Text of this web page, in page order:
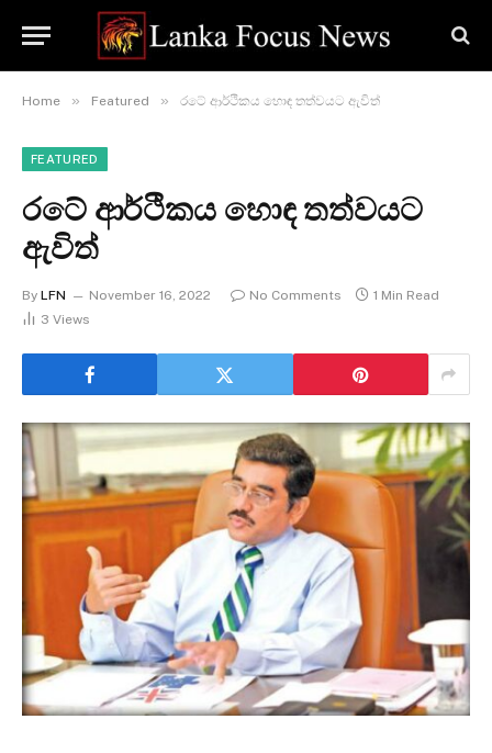
Home » Featured » රටේ ආර්ථිකය හොඳ තත්වයට ඇවිත්
FEATURED
රටේ ආර්ථිකය හොඳ තත්වයට
ඇවිත්
By LFN November 16, 2022 No Comments
1 Min Read
3 Views